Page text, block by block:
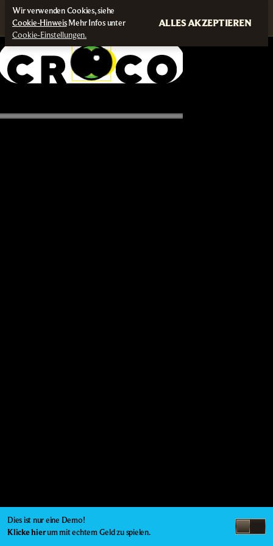
Dies ist nur eine Demo!
Klicke hierum mit echtem Geld zu spielen.
Wir verwenden Cookies, siehe
Cookie-HinweisMehr Infos unter
Cookie-Einstellungen.
ALLES AKZEPTIEREN